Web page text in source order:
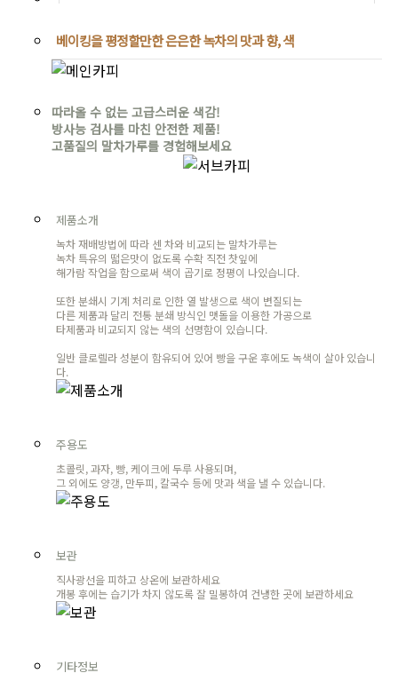
베이킹을 평정할만한 은은한 녹차의 맛과 향, 색
따라올 수 없는 고급스러운 색감!
방사능 검사를 마친 안전한 제품!
고품질의 말차가루를 경험해보세요
제품소개
녹차 재배방법에 따라 센 차와 비교되는 말차가루는
녹차 특유의 떫은맛이 없도록 수확 직전 찻잎에
해가람 작업을 함으로써 색이 곱기로 정평이 나있습니다.
또한 분쇄시 기계 처리로 인한 열 발생으로 색이 변질되는
다른 제품과 달리 전통 분쇄 방식인 맷돌을 이용한 가공으로
타제품과 비교되지 않는 색의 선명함이 있습니다.
일반 클로렐라 성분이 함유되어 있어 빵을 구운 후에도 녹색이 살아 있습니
다.
주용도
초콜릿, 과자, 빵, 케이크에 두루 사용되며,
그 외에도 양갱, 만두피, 칼국수 등에 맛과 색을 낼 수 있습니다.
보관
직사광선을 피하고 상온에 보관하세요
개봉 후에는 습기가 차지 않도록 잘 밀봉하여 건냉한 곳에 보관하세요
기타정보